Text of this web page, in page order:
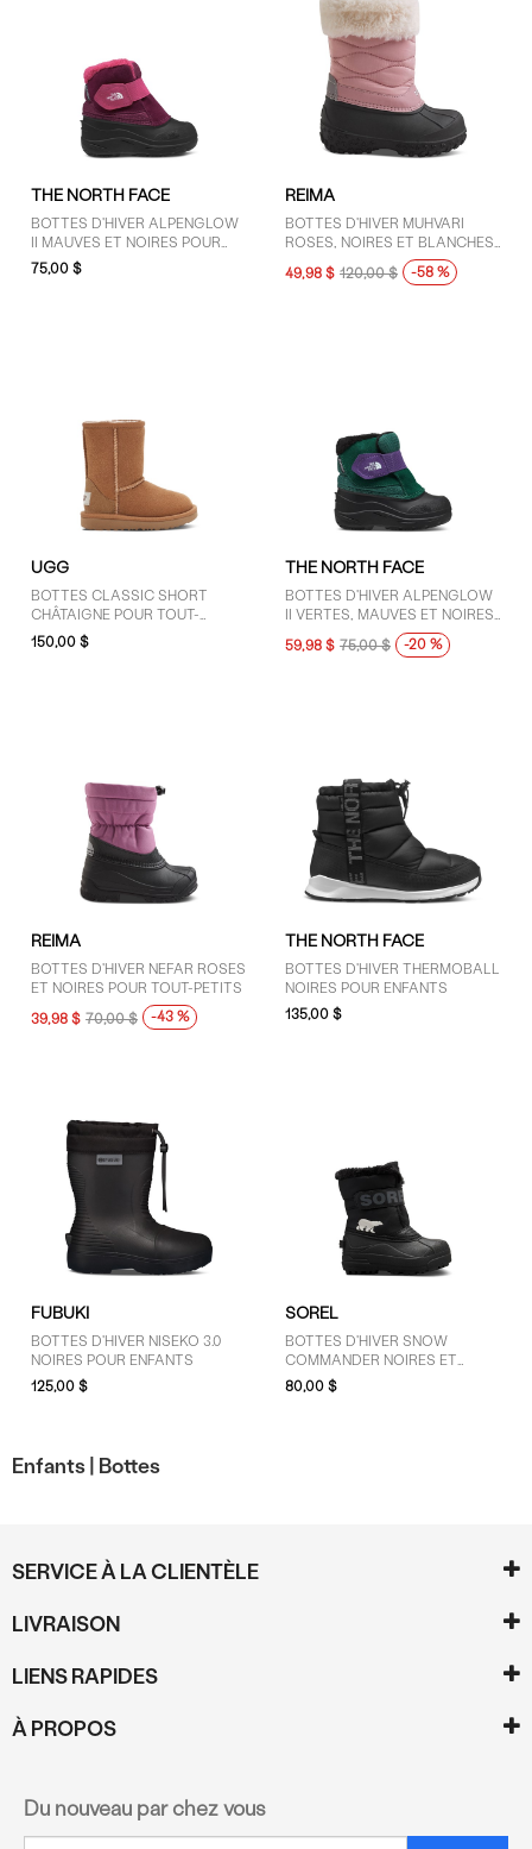
THE NORTH FACE
BOTTES D'HIVER ALPENGLOW
II MAUVES ET NOIRES POUR
TOUT-PETITS
75,00 $
REIMA
BOTTES D'HIVER MUHVARI
ROSES, NOIRES ET BLANCHES
POUR JEUNES ENFANTS
49,98 $ 120,00 $ -58 %
UGG
BOTTES CLASSIC SHORT
CHÂTAIGNE POUR TOUT-
PETITS
150,00 $
THE NORTH FACE
BOTTES D'HIVER ALPENGLOW
II VERTES, MAUVES ET NOIRES
POUR TOUT-PETITS
59,98 $ 75,00 $ -20 %
REIMA
BOTTES D'HIVER NEFAR ROSES
ET NOIRES POUR TOUT-PETITS
39,98 $ 70,00 $ -43 %
THE NORTH FACE
BOTTES D'HIVER THERMOBALL
NOIRES POUR ENFANTS
135,00 $
FUBUKI
BOTTES D'HIVER NISEKO 3.0
NOIRES POUR ENFANTS
125,00 $
SOREL
BOTTES D'HIVER SNOW
COMMANDER NOIRES ET
BLANCHES POUR TOUT-PETITS
80,00 $
Enfants | Bottes
SERVICE À LA CLIENTÈLE
LIVRAISON
LIENS RAPIDES
À PROPOS
Du nouveau par chez vous